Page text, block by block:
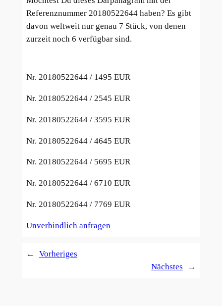
Referenznummer 20180522644 haben? Es gibt
davon weltweit nur genau 7 Stück, von denen
zurzeit noch 6 verfügbar sind.
Nr. 20180522644 / 1495 EUR
Nr. 20180522644 / 2545 EUR
Nr. 20180522644 / 3595 EUR
Nr. 20180522644 / 4645 EUR
Nr. 20180522644 / 5695 EUR
Nr. 20180522644 / 6710 EUR
Nr. 20180522644 / 7769 EUR
Unverbindlich anfragen
←
Vorheriges
Nächstes
→